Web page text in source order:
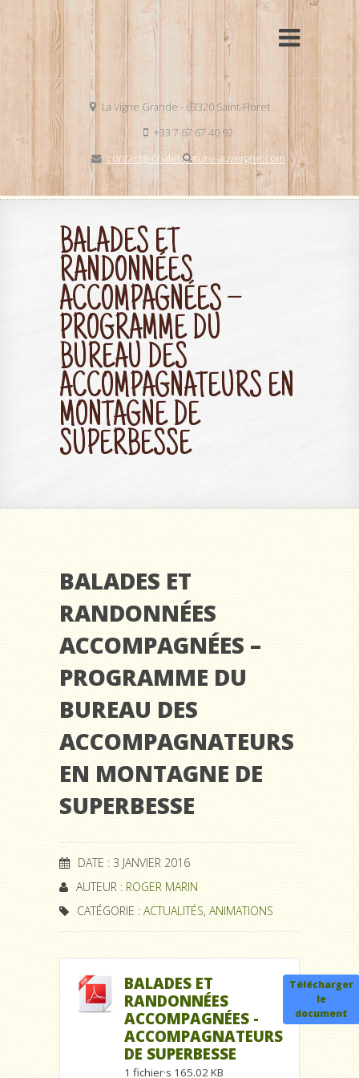
La Vigne Grande - 63320 Saint-Floret
+33 7 67 67 40 92
contact@chalet-nature-auvergne.com
BALADES ET
RANDONNÉES
ACCOMPAGNÉES –
PROGRAMME DU
BUREAU DES
ACCOMPAGNATEURS EN
MONTAGNE DE
SUPERBESSE
BALADES ET
RANDONNÉES
ACCOMPAGNÉES –
PROGRAMME DU
BUREAU DES
ACCOMPAGNATEURS
EN MONTAGNE DE
SUPERBESSE
DATE : 3 JANVIER 2016
AUTEUR : ROGER MARIN
CATÉGORIE : ACTUALITÉS, ANIMATIONS
BALADES ET
RANDONNÉES
ACCOMPAGNÉES -
ACCOMPAGNATEURS
DE SUPERBESSE
1 fichier·s 165.02 KB
Télécharger
le
document